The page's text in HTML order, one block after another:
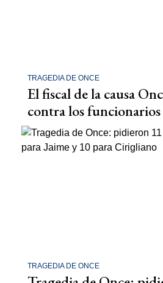
TRAGEDIA DE ONCE
El fiscal de la causa
contra los funcionarios
TRAGEDIA DE ONCE